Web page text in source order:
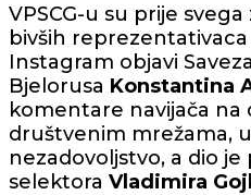
VPSCG-u su prije
bivših
Instagram objavi
Bjelorusa Konstantina
komentare navijača
društvenim mrežama,
nezadovoljstvo, a dio je
selektora Vladimira